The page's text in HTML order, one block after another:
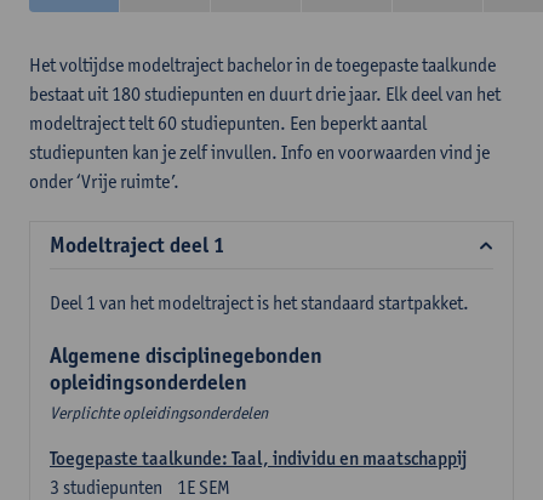
Het voltijdse modeltraject bachelor in de toegepaste taalkunde
bestaat uit 180 studiepunten en duurt drie jaar. Elk deel van het
modeltraject telt 60 studiepunten. Een beperkt aantal
studiepunten kan je zelf invullen. Info en voorwaarden vind je
onder ‘Vrije ruimte’.
Modeltraject deel 1
Deel 1 van het modeltraject is het standaard startpakket.
Algemene disciplinegebonden
opleidingsonderdelen
Verplichte opleidingsonderdelen
Toegepaste taalkunde: Taal, individu en maatschappij
1E SEM
3 studiepunten